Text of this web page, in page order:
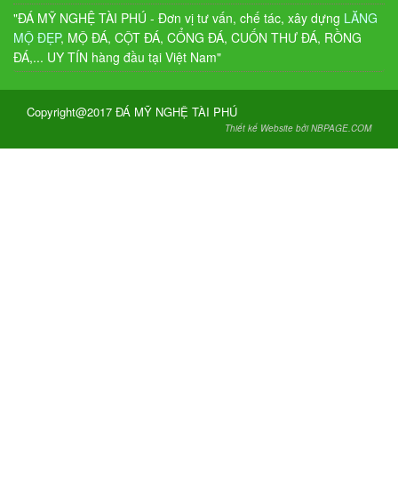
"ĐÁ MỸ NGHỆ TÀI PHÚ - Đơn vị tư vấn, chế tác, xây dựng LĂNG
MỘ ĐẸP, MỘ ĐÁ, CỘT ĐÁ, CỔNG ĐÁ, CUỐN THƯ ĐÁ, RỒNG
ĐÁ,... UY TÍN hàng đầu tại Việt Nam"
Copyright@2017 ĐÁ MỸ NGHỆ TÀI PHÚ
Thiết kế Website bởi NBPAGE.COM